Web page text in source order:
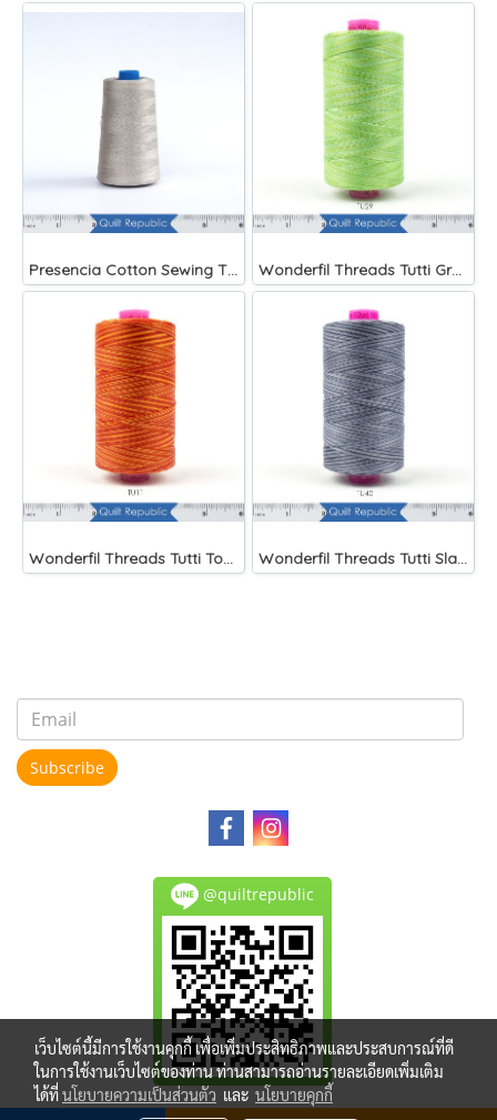
Presencia Cotton Sewing Thread 3-ply 60wt 4882 Yards Grey Wonderfil Threads Tutti Grass
Wonderfil Threads Tutti Tomato Wonderfil Threads Tutti Slate
Subscribe
@quiltrepublic
เว็บไซต์นี้มีการใช้งานคุกกี้ เพื่อเพิ่มประสิทธิภาพและประสบการณ์ที่ดี
ในการใช้งานเว็บไซต์ของท่าน ท่านสามารถอ่านรายละเอียดเพิ่มเติม
ได้ที่นโยบายความเป็นส่วนตัว และ นโยบายคุกกี้